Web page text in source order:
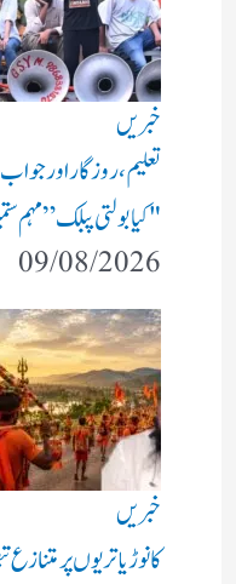
خبریں
تعلیم، روزگار اور
"کیا بولتی پبلک” مہم
09/08/2026
خبریں
کانوڑ یاتریوں پر